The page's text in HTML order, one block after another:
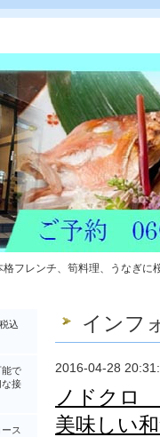
フレンチ、筍料理、うなぎ
インフ
2016-04-28
ノドクロ
美味しい
込
能で
な接
ス